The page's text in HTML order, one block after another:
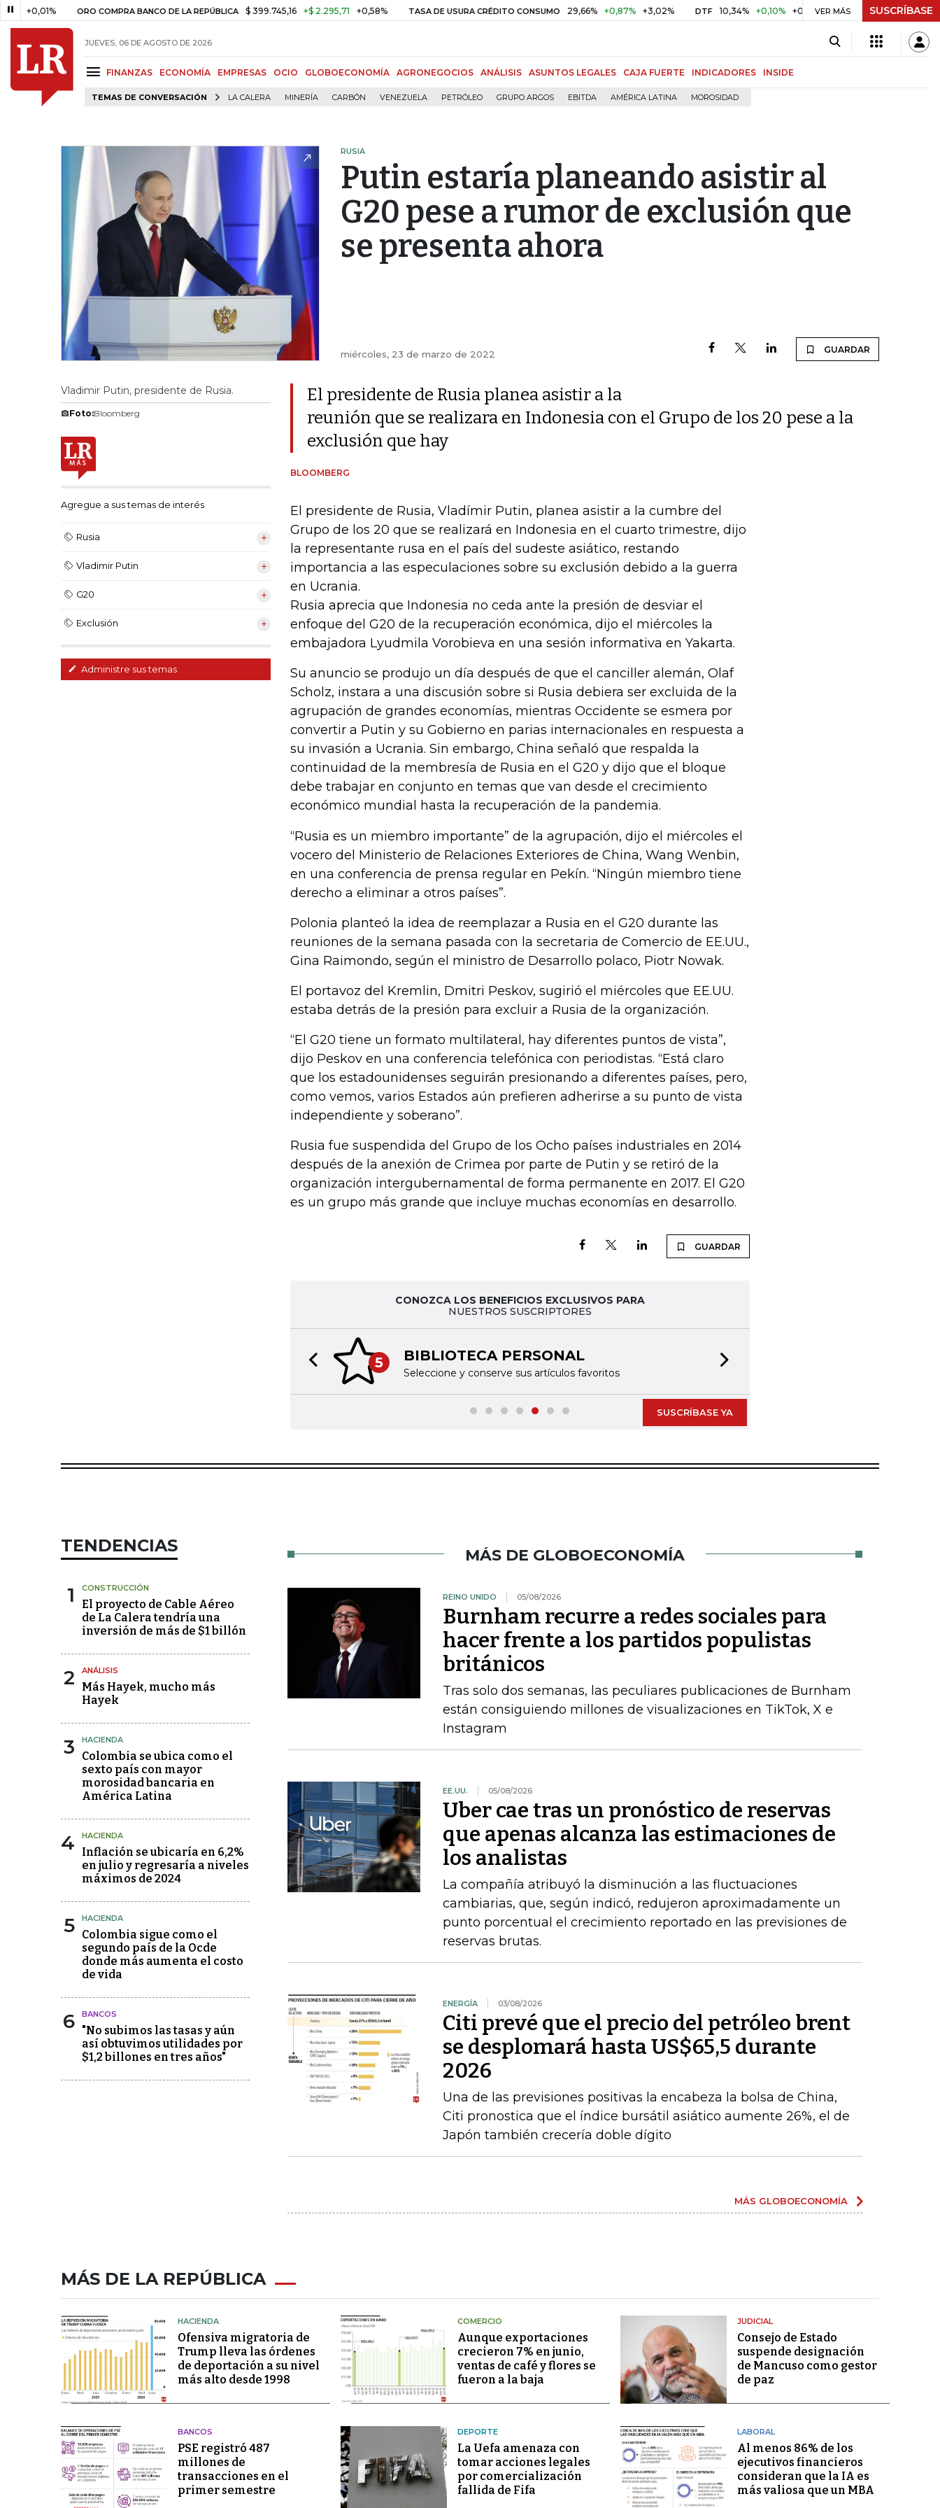
ORO COMPRA BANCO DE LA REPÚBLICA $ 399.745,16 +$ 2.295,71 +0,58% TASA DE USURA CRÉDITO CONSUMO 29,66% +0,87% +3,02% DTF 10,34% +0,10% +0,98% UVR $ 416,86 +$ 0,05 +0,01%
VER MÁS SUSCRÍBASE
JUEVES, 06 DE AGOSTO DE 2026
FINANZAS ECONOMÍA EMPRESAS OCIO GLOBOECONOMÍA AGRONEGOCIOS ANÁLISIS ASUNTOS LEGALES CAJA FUERTE INDICADORES INSIDE
TEMAS DE CONVERSACIÓN LA CALERA MINERÍA CARBÓN VENEZUELA PETRÓLEO GRUPO ARGOS EBITDA AMÉRICA LATINA MOROSIDAD
RUSIA
Putin estaría planeando asistir al
G20 pese a rumor de exclusión que
se presenta ahora
miércoles, 23 de marzo de 2022 GUARDAR
Vladimir Putin, presidente de Rusia.
Foto:Bloomberg
Agregue a sus temas de interés
Rusia
Vladimir Putin
G20
Exclusión
Administre sus temas
El presidente de Rusia planea asistir a la
reunión que se realizara en Indonesia con el Grupo de los 20 pese a la
exclusión que hay
BLOOMBERG
El presidente de Rusia, Vladímir Putin, planea asistir a la cumbre del
Grupo de los 20 que se realizará en Indonesia en el cuarto trimestre, dijo
la representante rusa en el país del sudeste asiático, restando
importancia a las especulaciones sobre su exclusión debido a la guerra
en Ucrania.
Rusia aprecia que Indonesia no ceda ante la presión de desviar el
enfoque del G20 de la recuperación económica, dijo el miércoles la
embajadora Lyudmila Vorobieva en una sesión informativa en Yakarta.
Su anuncio se produjo un día después de que el canciller alemán, Olaf
Scholz, instara a una discusión sobre si Rusia debiera ser excluida de la
agrupación de grandes economías, mientras Occidente se esmera por
convertir a Putin y su Gobierno en parias internacionales en respuesta a
su invasión a Ucrania. Sin embargo, China señaló que respalda la
continuidad de la membresía de Rusia en el G20 y dijo que el bloque
debe trabajar en conjunto en temas que van desde el crecimiento
económico mundial hasta la recuperación de la pandemia.
“Rusia es un miembro importante” de la agrupación, dijo el miércoles el
vocero del Ministerio de Relaciones Exteriores de China, Wang Wenbin,
en una conferencia de prensa regular en Pekín. “Ningún miembro tiene
derecho a eliminar a otros países”.
Polonia planteó la idea de reemplazar a Rusia en el G20 durante las
reuniones de la semana pasada con la secretaria de Comercio de EE.UU.,
Gina Raimondo, según el ministro de Desarrollo polaco, Piotr Nowak.
El portavoz del Kremlin, Dmitri Peskov, sugirió el miércoles que EE.UU.
estaba detrás de la presión para excluir a Rusia de la organización.
“El G20 tiene un formato multilateral, hay diferentes puntos de vista”,
dijo Peskov en una conferencia telefónica con periodistas. “Está claro
que los estadounidenses seguirán presionando a diferentes países, pero,
como vemos, varios Estados aún prefieren adherirse a su punto de vista
independiente y soberano”.
Rusia fue suspendida del Grupo de los Ocho países industriales en 2014
después de la anexión de Crimea por parte de Putin y se retiró de la
organización intergubernamental de forma permanente en 2017. El G20
es un grupo más grande que incluye muchas economías en desarrollo.
GUARDAR
CONOZCA LOS BENEFICIOS EXCLUSIVOS PARA
NUESTROS SUSCRIPTORES
5 BIBLIOTECA PERSONAL
Seleccione y conserve sus artículos favoritos
Previous slide
SUSCRÍBASE YA
TENDENCIAS
1 CONSTRUCCIÓN
El proyecto de Cable Aéreo
de La Calera tendría una
inversión de más de $1 billón
2 ANÁLISIS
Más Hayek, mucho más
Hayek
3 HACIENDA
Colombia se ubica como el
sexto país con mayor
morosidad bancaria en
América Latina
4 HACIENDA
Inflación se ubicaría en 6,2%
en julio y regresaría a niveles
máximos de 2024
5 HACIENDA
Colombia sigue como el
segundo país de la Ocde
donde más aumenta el costo
de vida
6 BANCOS
"No subimos las tasas y aún
así obtuvimos utilidades por
$1,2 billones en tres años"
MÁS DE GLOBOECONOMÍA
REINO UNIDO 05/08/2026
Burnham recurre a redes sociales para
hacer frente a los partidos populistas
británicos
Tras solo dos semanas, las peculiares publicaciones de Burnham
están consiguiendo millones de visualizaciones en TikTok, X e
Instagram
EE.UU. 05/08/2026
Uber cae tras un pronóstico de reservas
que apenas alcanza las estimaciones de
los analistas
La compañía atribuyó la disminución a las fluctuaciones
cambiarias, que, según indicó, redujeron aproximadamente un
punto porcentual el crecimiento reportado en las previsiones de
reservas brutas.
ENERGÍA 03/08/2026
Citi prevé que el precio del petróleo brent
se desplomará hasta US$65,5 durante
2026
Una de las previsiones positivas la encabeza la bolsa de China,
Citi pronostica que el índice bursátil asiático aumente 26%, el de
Japón también crecería doble dígito
MÁS GLOBOECONOMÍA
MÁS DE LA REPÚBLICA
HACIENDA
Ofensiva migratoria de
Trump lleva las órdenes
de deportación a su nivel
más alto desde 1998
COMERCIO
Aunque exportaciones
crecieron 7% en junio,
ventas de café y flores se
fueron a la baja
JUDICIAL
Consejo de Estado
suspende designación
de Mancuso como gestor
de paz
BANCOS
PSE registró 487
millones de
transacciones en el
primer semestre
DEPORTE
La Uefa amenaza con
tomar acciones legales
por comercialización
fallida de Fifa
LABORAL
Al menos 86% de los
ejecutivos financieros
consideran que la IA es
más valiosa que un MBA